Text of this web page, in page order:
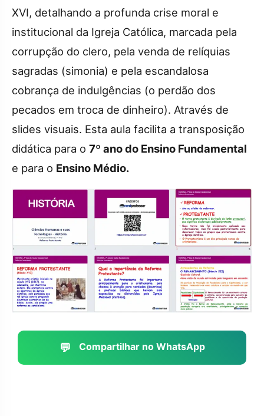
XVI, detalhando a profunda crise moral e
institucional da Igreja Católica, marcada pela
corrupção do clero, pela venda de relíquias
sagradas (simonia) e pela escandalosa
cobrança de indulgências (o perdão dos
pecados em troca de dinheiro). Através de
slides visuais. Esta aula facilita a transposição
didática para o 7º ano do Ensino Fundamental
e para o Ensino Médio.
💬 Compartilhar no WhatsApp